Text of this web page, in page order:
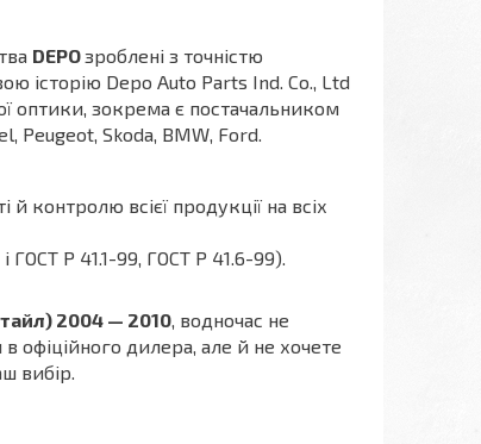
DEPOзроблені з точністю
історію Depo Auto Parts Ind. Co., Ltd
оптики, зокрема є постачальником
Peugeot, Skoda, BMW, Ford.
й контролю всієї продукції на всіх
P 41.1-99, ГОСТ Р 41.6-99).
2004 — 2010, водночас не
офіційного дилера, але й не хочете
вибір.